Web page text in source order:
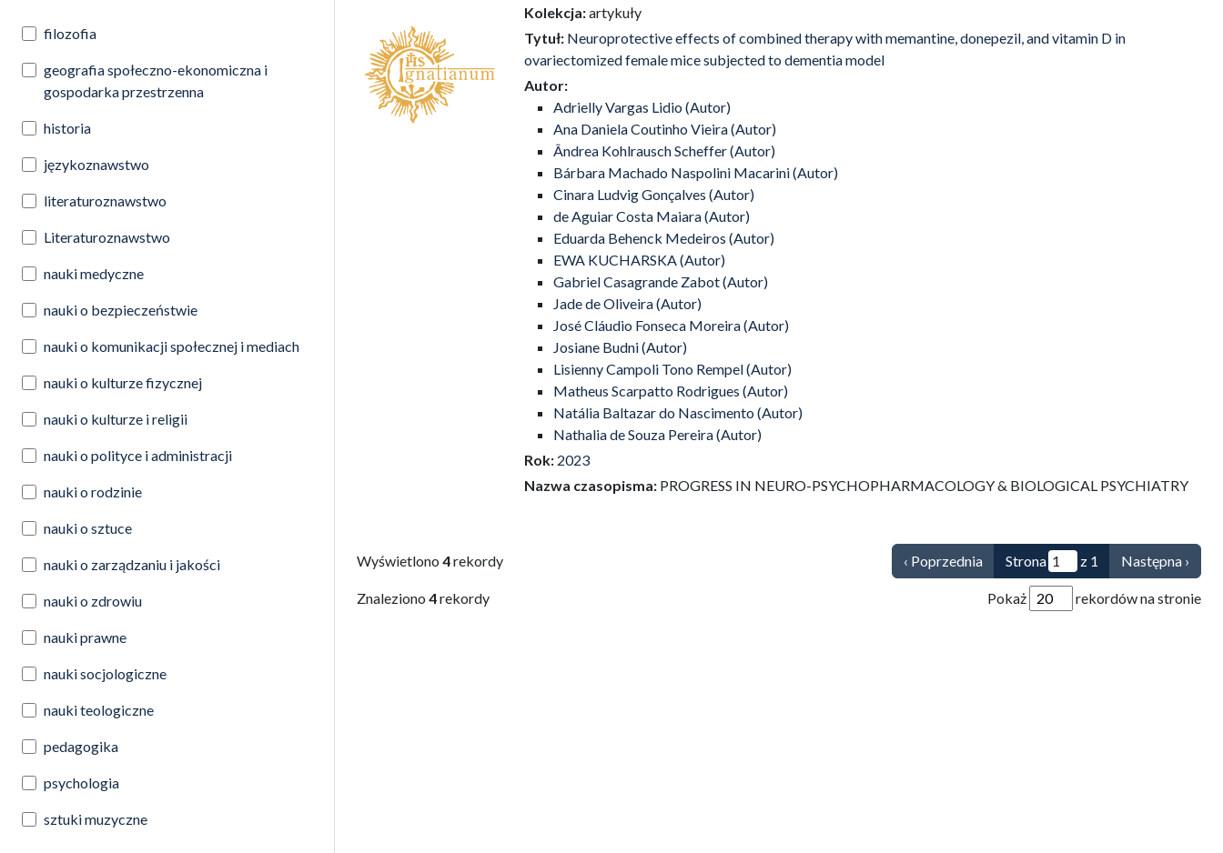
filozofia
geografia społeczno-ekonomiczna i
gospodarka przestrzenna
historia
językoznawstwo
literaturoznawstwo
Literaturoznawstwo
nauki medyczne
nauki o bezpieczeństwie
nauki o komunikacji społecznej i mediach
nauki o kulturze fizycznej
nauki o kulturze i religii
nauki o polityce i administracji
nauki o rodzinie
nauki o sztuce
nauki o zarządzaniu i jakości
nauki o zdrowiu
nauki prawne
nauki socjologiczne
nauki teologiczne
pedagogika
psychologia
sztuki muzyczne
Kolekcja:artykuły
Tytuł: Neuroprotective effects of combined therapy with memantine, donepezil, and vitamin D in
ovariectomized female mice subjected to dementia model
Autor:
Adrielly Vargas Lidio (Autor)
Ana Daniela Coutinho Vieira (Autor)
Ândrea Kohlrausch Scheffer (Autor)
Bárbara Machado Naspolini Macarini (Autor)
Cinara Ludvig Gonçalves (Autor)
de Aguiar Costa Maiara (Autor)
Eduarda Behenck Medeiros (Autor)
EWA KUCHARSKA (Autor)
Gabriel Casagrande Zabot (Autor)
Jade de Oliveira (Autor)
José Cláudio Fonseca Moreira (Autor)
Josiane Budni (Autor)
Lisienny Campoli Tono Rempel (Autor)
Matheus Scarpatto Rodrigues (Autor)
Natália Baltazar do Nascimento (Autor)
Nathalia de Souza Pereira (Autor)
Rok: 2023
Nazwa czasopisma: PROGRESS IN NEURO-PSYCHOPHARMACOLOGY & BIOLOGICAL PSYCHIATRY
Wyświetlono 4rekordy ‹ Poprzednia Strona z 1 Następna ›
Znaleziono 4rekordy Pokaż rekordów na stronie